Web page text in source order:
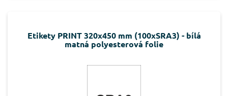
Etikety PRINT 320x450 mm (100xSRA3) - bílá
matná polyesterová folie